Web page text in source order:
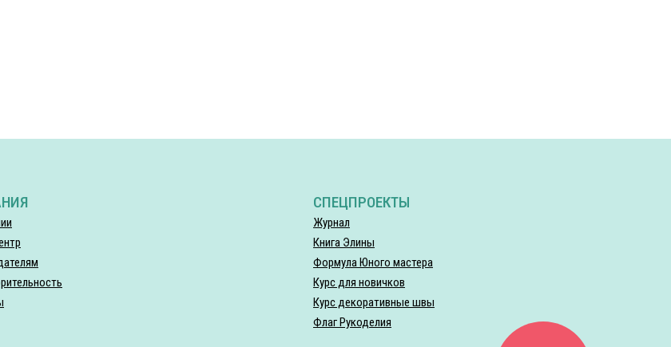
СПЕЦПРОЕКТЫ
Журнал
Книга Элины
Формула Юного мастера
Курс для новичков
Курс декоративные швы
Флаг Рукоделия